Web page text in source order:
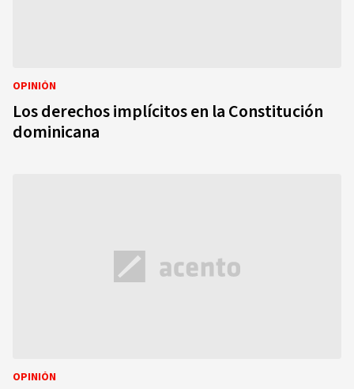
OPINIÓN
Los derechos implícitos en la Constitución
dominicana
OPINIÓN